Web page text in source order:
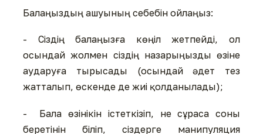
Балаңыздың ашуының себебін ойлаңыз:
- Сіздің балаңызға көңіл жетпейді, ол
осындай жолмен сіздің назарыңызды өзіне
аударуға тырысады (осындай әдет тез
жатталып, өскенде де жиі қолданылады);
- Бала өзінікін істеткізіп, не сұраса соны
беретінін біліп, сіздерге манипуляция